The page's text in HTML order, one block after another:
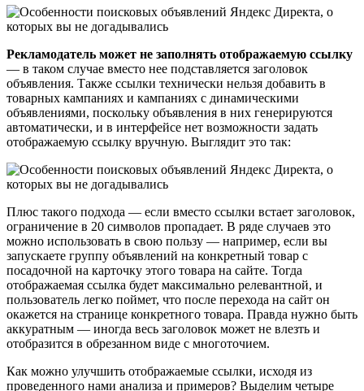
Рекламодатель может не заполнять отображаемую ссылку
— в таком случае вместо нее подставляется заголовок
объявления. Также ссылки технически нельзя добавить в
товарных кампаниях и кампаниях с динамическими
объявлениями, поскольку объявления в них генерируются
автоматически, и в интерфейсе нет возможности задать
отображаемую ссылку вручную. Выглядит это так:
Плюс такого подхода — если вместо ссылки встает заголовок,
ограничение в 20 символов пропадает. В ряде случаев это
можно использовать в свою пользу — например, если вы
запускаете группу объявлений на конкретный товар с
посадочной на карточку этого товара на сайте. Тогда
отображаемая ссылка будет максимально релевантной, и
пользователь легко поймет, что после перехода на сайт он
окажется на странице конкретного товара. Правда нужно быть
аккуратным — иногда весь заголовок может не влезть и
отобразится в обрезанном виде с многоточием.
Как можно улучшить отображаемые ссылки, исходя из
проведенного нами анализа и примеров? Выделим четыре